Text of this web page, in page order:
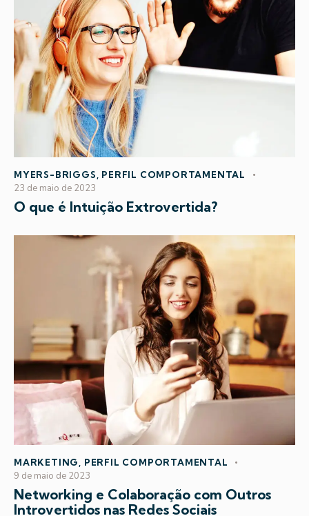
MYERS-BRIGGS PERFIL COMPORTAMENTAL
23 de maio de 2023
O que é Intuição Extrovertida?
MARKETING, PERFIL COMPORTAMENTAL
9 de maio de 2023
Networking e Colaboração com Outros
Introvertidos nas Redes Sociais